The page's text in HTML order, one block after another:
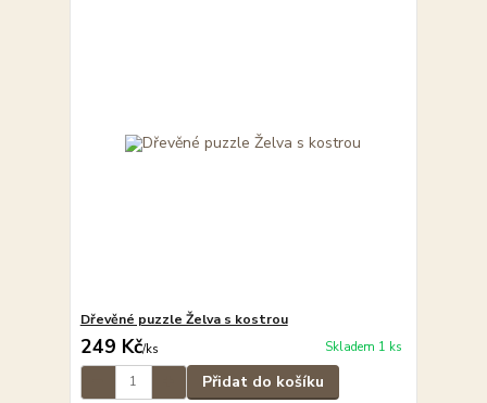
Dřevěné puzzle Želva s kostrou
249 Kč/ks Skladem 1 ks
Přidat do košíku